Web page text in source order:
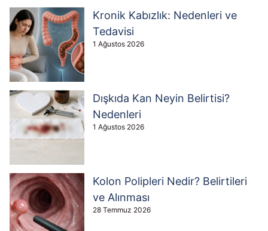
Kronik Kabızlık: Nedenleri ve
Tedavisi
1 Ağustos 2026
Dışkıda Kan Neyin Belirtisi?
Nedenleri
1 Ağustos 2026
Kolon Polipleri Nedir? Belirtileri
ve Alınması
28 Temmuz 2026